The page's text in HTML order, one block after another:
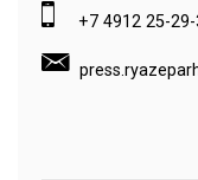
+7 4912 25-29-